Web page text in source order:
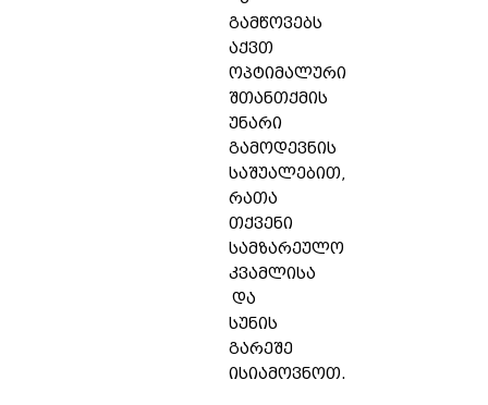
გამწოვებს
აქვთ
ოპტიმალური
შთანთქმის
უნარი
გამოდევნის
საშუალებით,
რათა
თქვენი
სამზარეულო
კვამლისა
და
სუნის
გარეშე
ისიამოვნოთ.